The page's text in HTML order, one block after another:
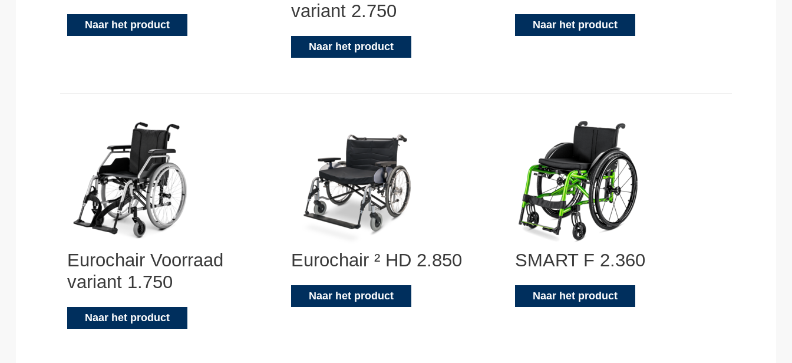
Naar het product
variant 2.750
Naar het product
Naar het product
Eurochair Voorraad
variant 1.750
Naar het product
Eurochair ² HD 2.850
Naar het product
SMART F 2.360
Naar het product